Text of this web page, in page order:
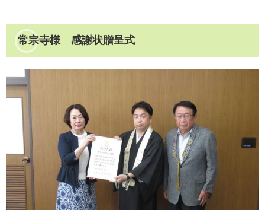
常宗寺様 感謝状贈呈式